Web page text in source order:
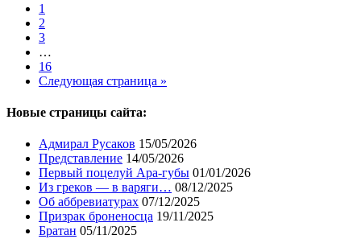
1
2
3
…
16
Следующая страница »
Новые страницы сайта:
Адмирал Русаков 15/05/2026
Представление 14/05/2026
Первый поцелуй Ара-губы 01/01/2026
Из греков — в варяги… 08/12/2025
Об аббревиатурах 07/12/2025
Призрак броненосца 19/11/2025
Братан 05/11/2025